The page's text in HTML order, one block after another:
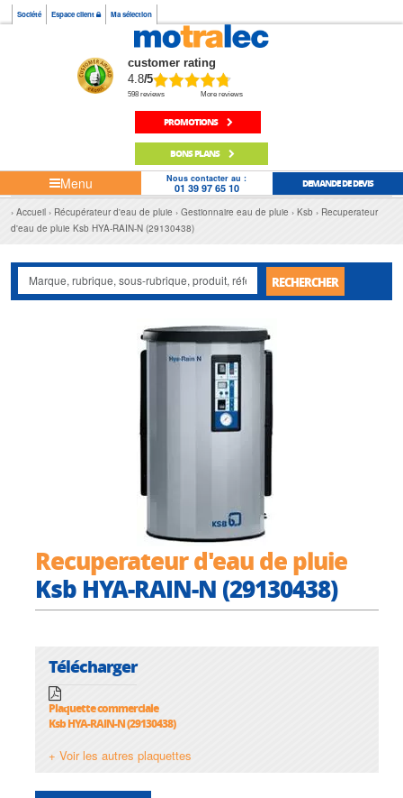
Société Espace client Ma sélection
customer rating
4.8/5
598 reviews More reviews
PROMOTIONS
BONS PLANS
Menu Nous contacter au :
01 39 97 65 10 DEMANDE DE DEVIS
Accueil Récupérateur d'eau de pluie Gestionnaire eau de pluie Ksb
Recuperateur
d'eau de pluie Ksb HYA-RAIN-N (29130438)
RECHERCHER
Recuperateur d'eau de pluie
Ksb HYA-RAIN-N (29130438)
Télécharger
Plaquette commerciale
Ksb HYA-RAIN-N (29130438)
+ Voir les autres plaquettes